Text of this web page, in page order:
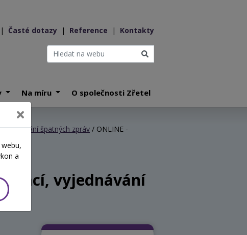
| Časté dotazy | Reference | Kontakty
Na míru O společnosti Zřetel
sdělování špatných zpráv / ONLINE -
vyjednávání
a